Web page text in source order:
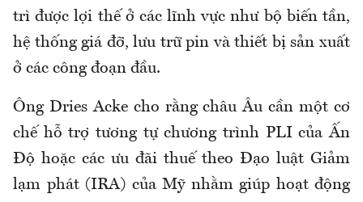
trì được lợi thế ở các lĩnh vực như bộ biến tần,
hệ thống giá đỡ, lưu trữ pin và thiết bị sản xuất
ở các công đoạn đầu.
Ông Dries Acke cho rằng châu Âu cần một cơ
chế hỗ trợ tương tự chương trình PLI của Ấn
Độ hoặc các ưu đãi thuế theo Đạo luật Giảm
lạm phát (IRA) của Mỹ nhằm giúp hoạt động